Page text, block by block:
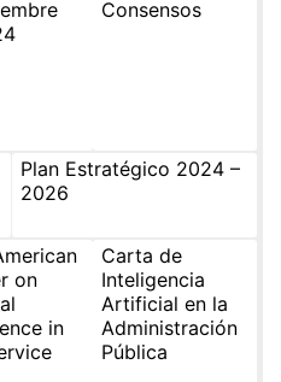
Consensos
Plan Estratégico 2024 –
2026
on
in
Carta de
Inteligencia
Artificial en la
Administración
Pública